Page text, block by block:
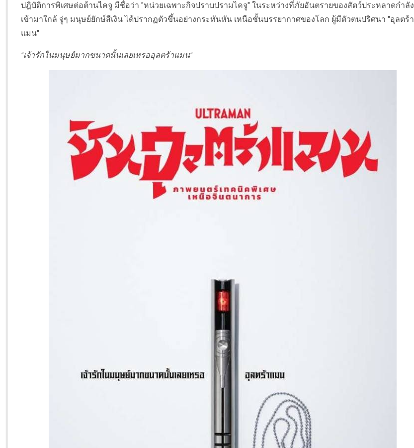
ปฎิบัติการพิเศษต่อต้านไคจู มีชื่อว่า "หน่วยเฉพาะกิจปราบปรามไคจู" ในระหว่างที่ภัยอันตรายของสัตว์ประหลาดกำลัง
เข้ามาใกล้ จู่ๆ มนุษย์ยักษ์สีเงิน ได้ปรากฏตัวขึ้นอย่างกระทันหัน เหนือชั้นบรรยากาศของโลก ผู้มีตัวตนปริศนา "อุลตร้า
แมน"
"เจ้ารักในมนุษย์มากขนาดนั้นเลยเหรออุลตร้าแมน"